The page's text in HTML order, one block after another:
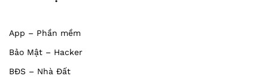
App – Phần mềm
Bảo Mật – Hacker
BĐS – Nhà Đất